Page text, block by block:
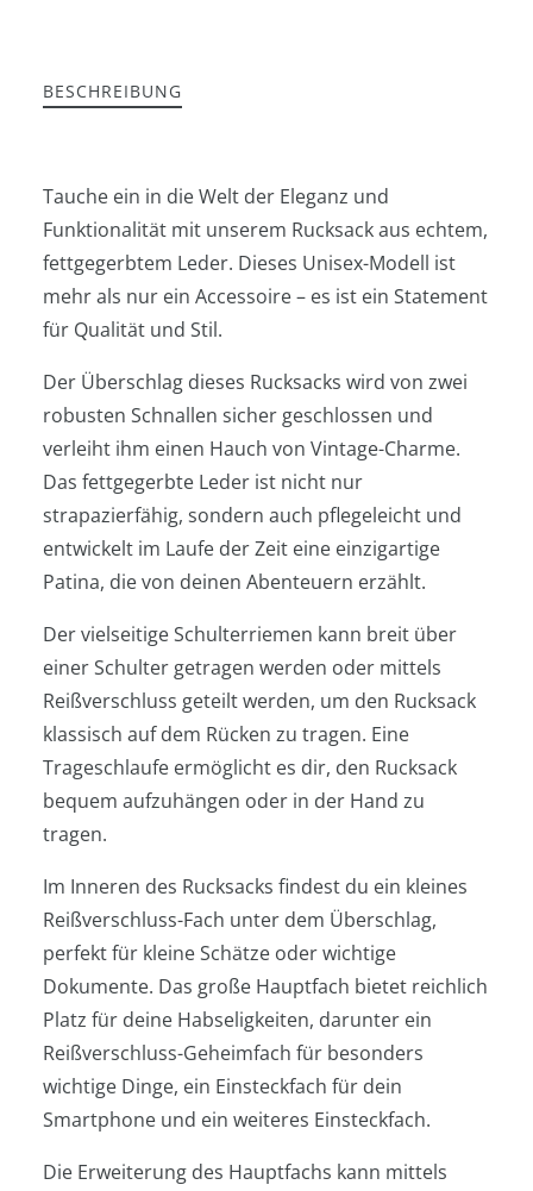
BESCHREIBUNG
Tauche ein in die Welt der Eleganz und
Funktionalität mit unserem Rucksack aus echtem,
fettgegerbtem Leder. Dieses Unisex-Modell ist
mehr als nur ein Accessoire – es ist ein Statement
für Qualität und Stil.
Der Überschlag dieses Rucksacks wird von zwei
robusten Schnallen sicher geschlossen und
verleiht ihm einen Hauch von Vintage-Charme.
Das fettgegerbte Leder ist nicht nur
strapazierfähig, sondern auch pflegeleicht und
entwickelt im Laufe der Zeit eine einzigartige
Patina, die von deinen Abenteuern erzählt.
Der vielseitige Schulterriemen kann breit über
einer Schulter getragen werden oder mittels
Reißverschluss geteilt werden, um den Rucksack
klassisch auf dem Rücken zu tragen. Eine
Trageschlaufe ermöglicht es dir, den Rucksack
bequem aufzuhängen oder in der Hand zu
tragen.
Im Inneren des Rucksacks findest du ein kleines
Reißverschluss-Fach unter dem Überschlag,
perfekt für kleine Schätze oder wichtige
Dokumente. Das große Hauptfach bietet reichlich
Platz für deine Habseligkeiten, darunter ein
Reißverschluss-Geheimfach für besonders
wichtige Dinge, ein Einsteckfach für dein
Smartphone und ein weiteres Einsteckfach.
Die Erweiterung des Hauptfachs kann mittels